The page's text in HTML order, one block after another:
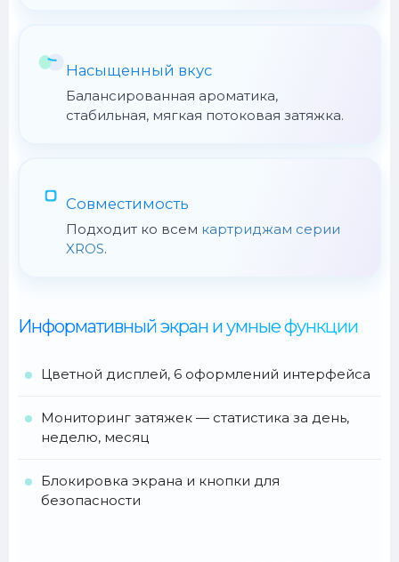
Насыщенный вкус
Балансированная ароматика,
стабильная, мягкая потоковая затяжка.
Совместимость
Подходит ко всем картриджам серии
XROS.
Информативный экран и умные функции
Цветной дисплей, 6 оформлений интерфейса
Мониторинг затяжек — статистика за день,
неделю, месяц
Блокировка экрана и кнопки для
безопасности